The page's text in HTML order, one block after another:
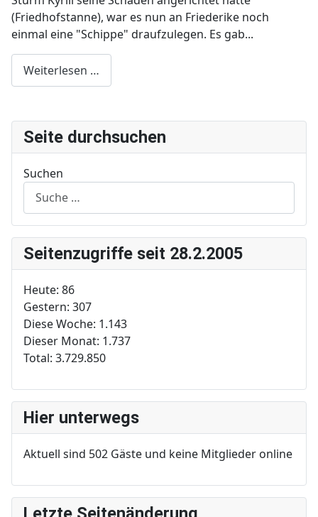
(Friedhofstanne), war es nun an Friederike noch
einmal eine "Schippe" draufzulegen. Es gab...
Weiterlesen …
Seite durchsuchen
Suchen
Seitenzugriffe seit 28.2.2005
Heute: 86
Gestern: 307
Diese Woche: 1.143
Dieser Monat: 1.737
Total: 3.729.850
Hier unterwegs
Aktuell sind 502 Gäste und keine Mitglieder online